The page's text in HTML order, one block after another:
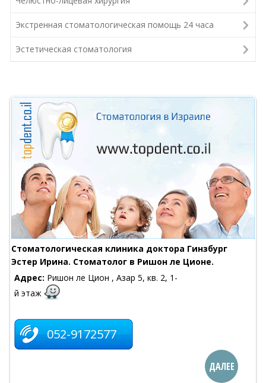
Экстренная стоматологическая помощь 24 часа
Эстетическая стоматология
Стоматологическая клиника доктора Гинзбург
Эстер Ирина. Стоматолог в Ришон ле Ционе.
Адрес: Ришон ле Цион , Азар 5, кв. 2, 1-
й этаж
052-9172577
ДАЛЕЕ